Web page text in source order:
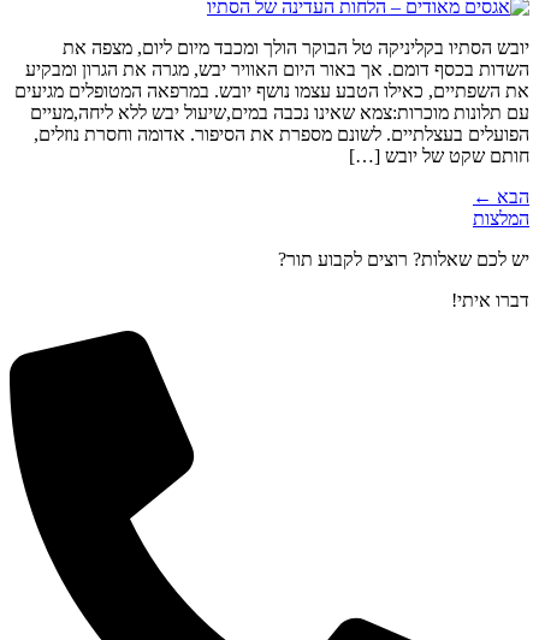
יובש הסתיו בקליניקה טל הבוקר הולך ומכבד מיום ליום, מצפה את
השדות בכסף דומם. אך באור היום האוויר יבש, מגרה את הגרון ומבקיע
את השפתיים, כאילו הטבע עצמו נושף יובש. במרפאה המטופלים מגיעים
עם תלונות מוכרות:צמא שאינו נכבה במים,שיעול יבש ללא ליחה,מעיים
הפועלים בעצלתיים. לשונם מספרת את הסיפור. אדומה וחסרת נוזלים,
חותם שקט של יובש […]
הבא ←
המלצות
יש לכם שאלות? רוצים לקבוע תור?
דברו איתי!